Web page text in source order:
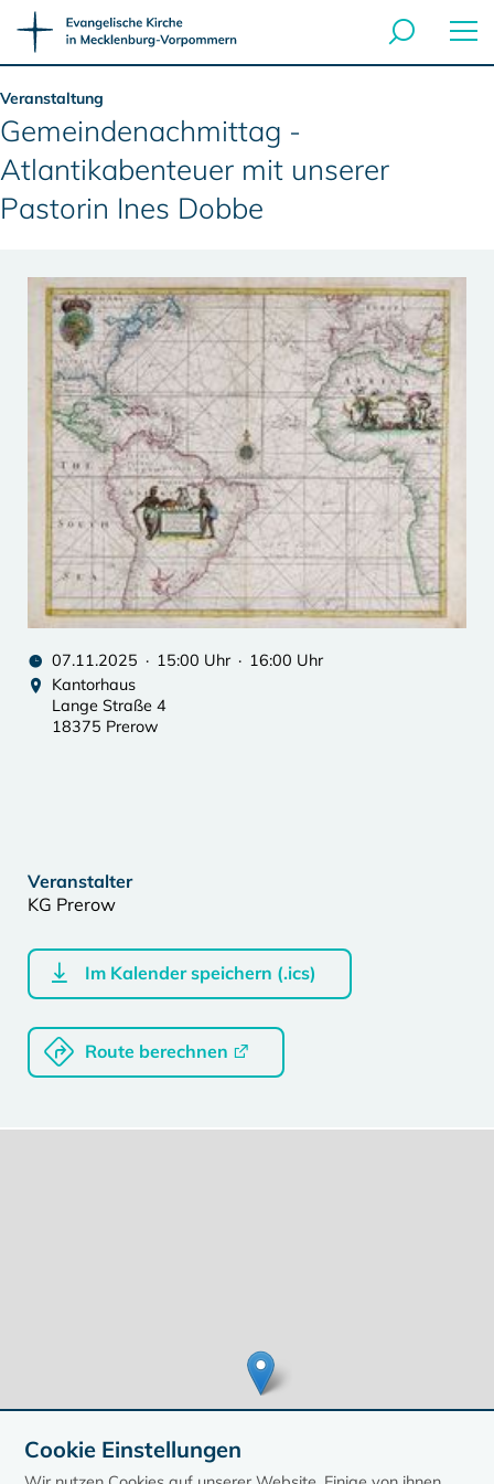
Veranstaltung
Gemeindenachmittag -
Atlantikabenteuer mit unserer
Pastorin Ines Dobbe
07.11.2025 · 15:00 Uhr · 16:00 Uhr
Kantorhaus
Lange Straße 4
18375 Prerow
Veranstalter
KG Prerow
Im Kalender speichern (.ics)
Route berechnen
Cookie Einstellungen